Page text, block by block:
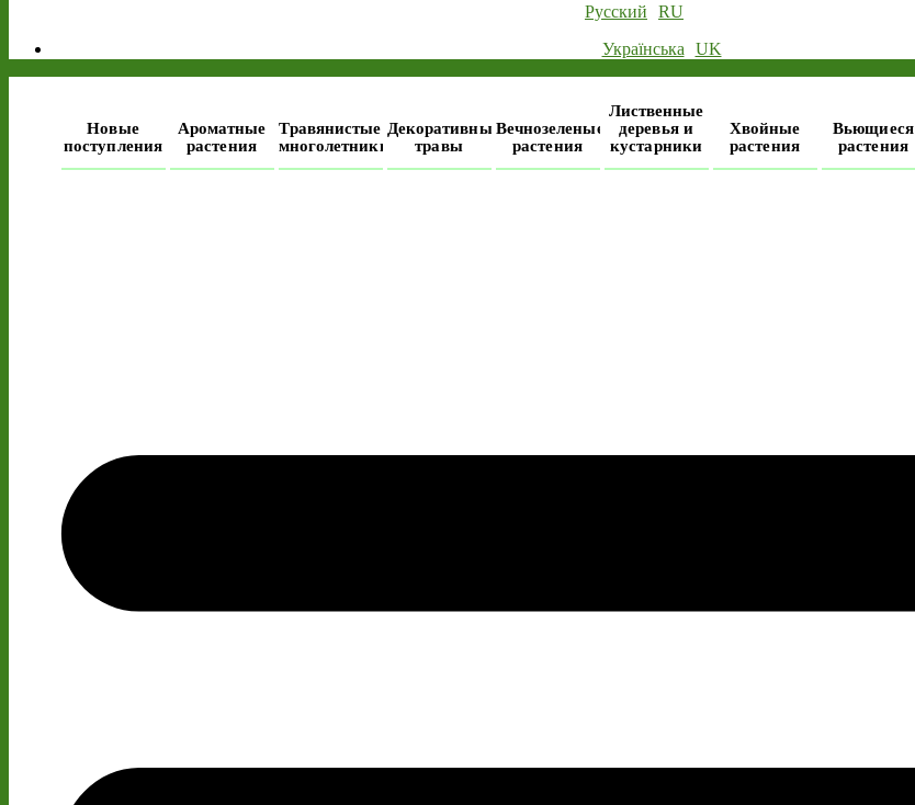
Русский
RU
Українська
UK
Новые
поступления
Ароматные
растения
Травянистые
многолетники
Декоративные
травы
Вечнозеленые
растения
Лиственные
деревья и
кустарники
Хвойные
растения
Вьющиеся
растения